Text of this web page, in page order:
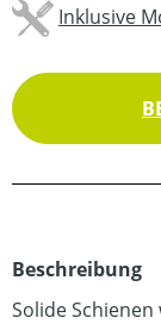
Inklusive
Beschreibung
Solide